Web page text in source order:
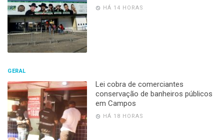
HÁ 14 HORAS
GERAL
Lei cobra de comerciantes
conservação de banheiros públicos
em Campos
HÁ 18 HORAS